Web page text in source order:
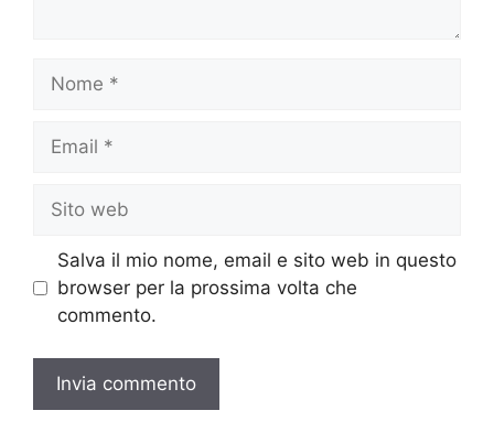
Nome
Email
Sito
web
Salva il mio nome, email e sito web in questo
browser per la prossima volta che
commento.